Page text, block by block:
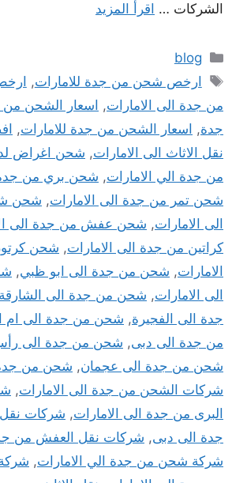
الشركات … اقرأ المزيد
التصنيفات
blog
الوسوم
ارخص شحن من جدة للامارات,
من جدة الى الامارات,
اسعار الشحن من
جدة, اسعار الشحن من جدة للامارات,
نقل الاثاث الى الامارات, شحن اغراض
من جدة الي الامارات, شحن بري من جدة
شحن تمر من جدة الى الامارات, شحن
الى الامارات, شحن عفش من جدة الى
كراتين من جدة الى الامارات, شحن
الامارات, شحن من جدة الى ابو ظبي,
الى الامارات, شحن من جدة الى الشارقة
جدة الى الفجيرة, شحن من جدة الى ام
من جدة الى دبى, شحن من جدة الى
شحن من جدة الى عجمان, شحن من جدة
شركات الشحن من جدة الى الامارات,
البرى من جدة الى الامارات, شركات نقل
جدة الى دبى, شركات نقل العفش من
شركة شحن من جدة الي الامارات,